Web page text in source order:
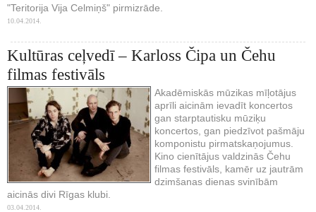
"Teritorija Vija Celmiņš" pirmizrāde.
10.04.2014.
Kultūras ceļvedī – Karloss Čipa un Čehu
filmas festivāls
Akadēmiskās mūzikas mīļotājus
aprīli aicinām ievadīt koncertos
gan starptautisku mūziķu
koncertos, gan piedzīvot pašmāju
komponistu pirmatskaņojumus.
Kino cienītājus valdzinās Čehu
filmas festivāls, kamēr uz jautrām
dzimšanas dienas svinībām
aicinās divi Rīgas klubi.
03.04.2014.